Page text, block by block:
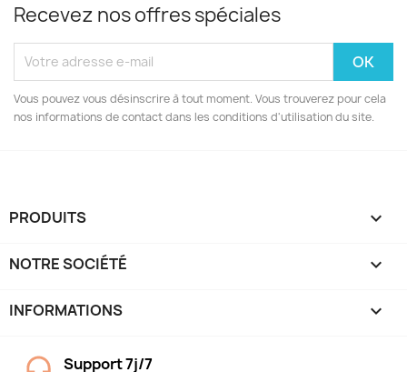
Recevez nos offres spéciales
Vous pouvez vous désinscrire à tout moment. Vous trouverez pour cela
nos informations de contact dans les conditions d'utilisation du site.
PRODUITS 
NOTRE SOCIÉTÉ 
INFORMATIONS keyboard_arrow_down
Support 7j/7